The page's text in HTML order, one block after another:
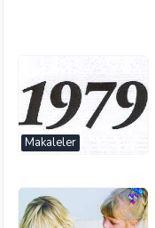
Makaleler